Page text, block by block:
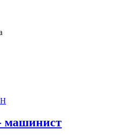
машинист